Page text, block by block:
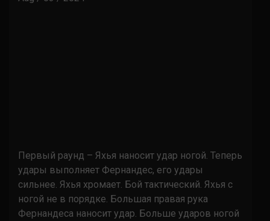
Первый раунд – Яхья наносит удар ногой. Теперь
удары выполняет Фернандес, его удары
сильнее. Яхья хромает. Бой тактический. Яхья с
ногой не в порядке. Большая правая рука
Фернандеса наносит удар. Больше ударов ногой